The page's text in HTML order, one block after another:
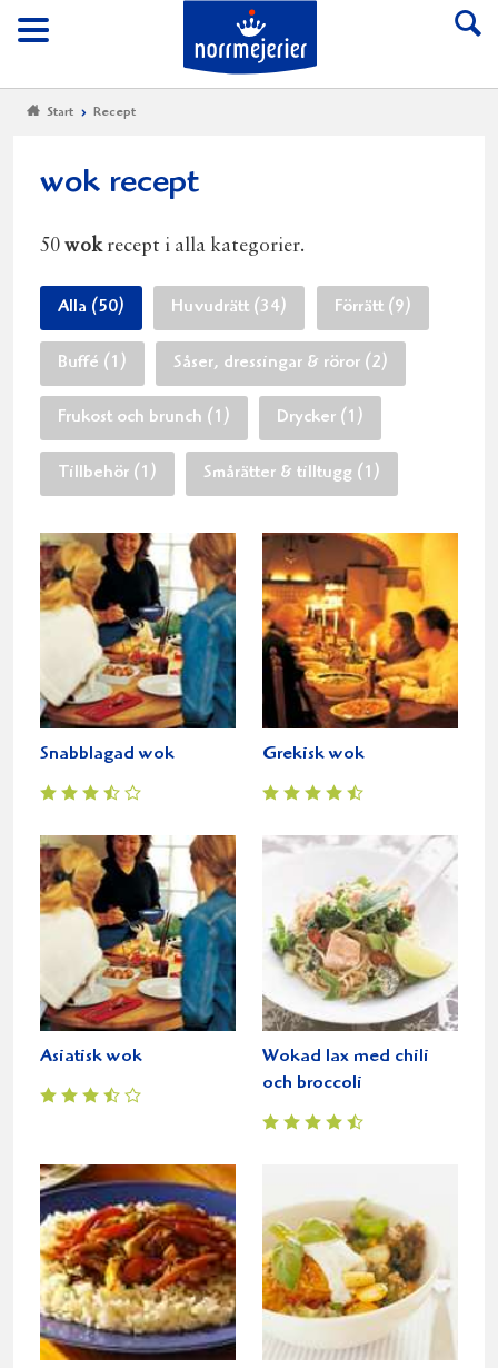
Meny
Till Norrmejerier
Start Recept
wok recept
50 wokrecept i alla kategorier.
Alla (50) Huvudrätt (34) Förrätt (9)
Buffé (1) Såser, dressingar & röror (2)
Frukost och brunch (1) Drycker (1)
Tillbehör (1) Smårätter & tilltugg (1)
Snabblagad wok Grekisk wok
Asiatisk wok
Wokad lax med chili
och broccoli